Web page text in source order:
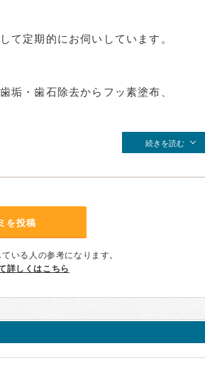
て定期的にお伺いしています。
垢・歯石除去からフッ素塗布、
続きを読む
を投稿
いる人の参考になります。
詳しくはこちら